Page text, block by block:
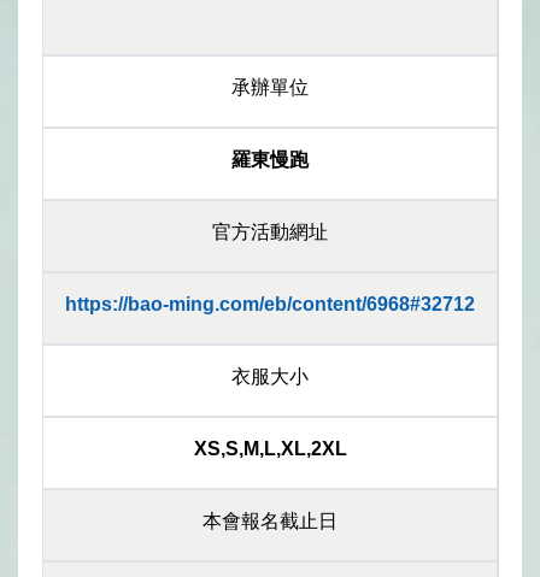
承辦單位
羅東慢跑
官方活動網址
https://bao-ming.com/eb/content/6968#32712
衣服大小
XS,S,M,L,XL,2XL
本會報名截止日